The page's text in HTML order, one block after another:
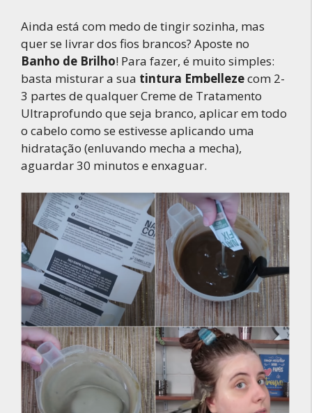
Ainda está com medo de tingir sozinha, mas
quer se livrar dos fios brancos? Aposte no
Banho de Brilho! Para fazer, é muito simples:
basta misturar a sua tintura Embellezecom 2-
3 partes de qualquer Creme de Tratamento
Ultraprofundo que seja branco, aplicar em todo
o cabelo como se estivesse aplicando uma
hidratação (enluvando mecha a mecha),
aguardar 30 minutos e enxaguar.